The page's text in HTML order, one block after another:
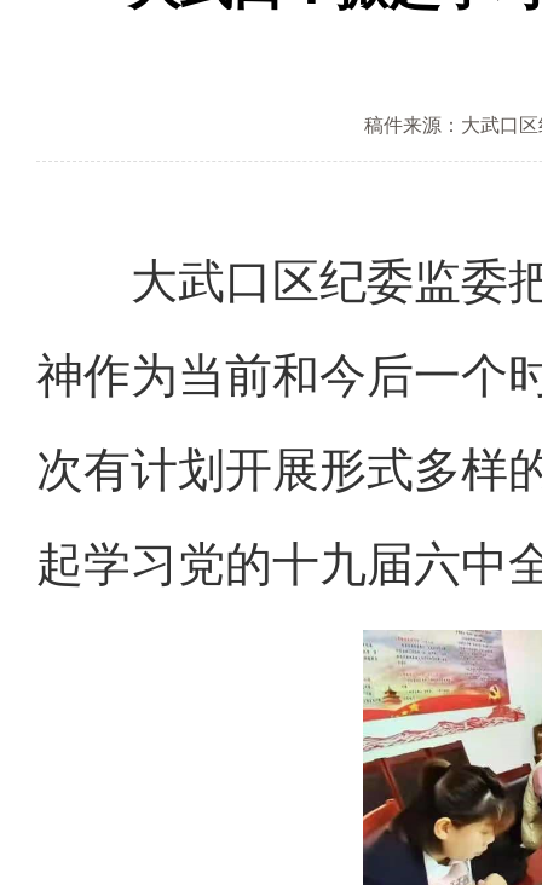
稿件来源：大武口
大武口区纪委监委把
神作为当前和今后一个
次有计划开展形式多样
起学习党的十九届六中